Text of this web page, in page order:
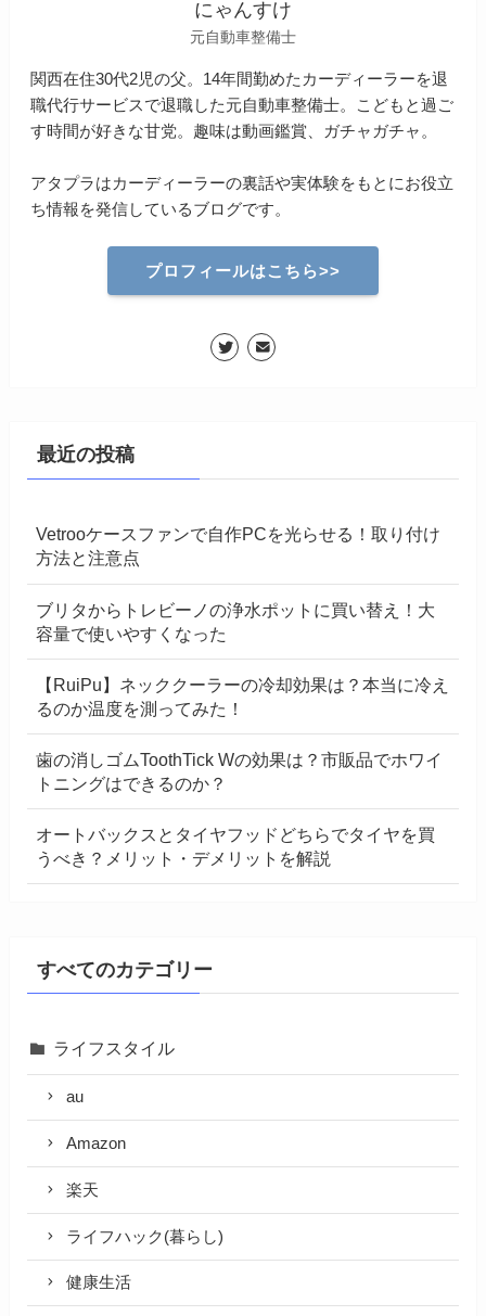
にゃんすけ
元自動車整備士
関西在住30代2児の父。14年間勤めたカーディーラーを退
職代行サービスで退職した元自動車整備士。こどもと過ご
す時間が好きな甘党。趣味は動画鑑賞、ガチャガチャ。
アタプラはカーディーラーの裏話や実体験をもとにお役立
ち情報を発信しているブログです。
プロフィールはこちら>>
最近の投稿
Vetrooケースファンで自作PCを光らせる！取り付け
方法と注意点
ブリタからトレビーノの浄水ポットに買い替え！大
容量で使いやすくなった
【RuiPu】ネッククーラーの冷却効果は？本当に冷え
るのか温度を測ってみた！
歯の消しゴムToothTick Wの効果は？市販品でホワイ
トニングはできるのか？
オートバックスとタイヤフッドどちらでタイヤを買
うべき？メリット・デメリットを解説
すべてのカテゴリー
ライフスタイル
au
Amazon
楽天
ライフハック(暮らし)
健康生活